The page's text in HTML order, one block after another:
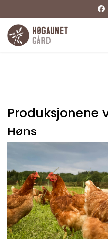
Produksjonene
Høns